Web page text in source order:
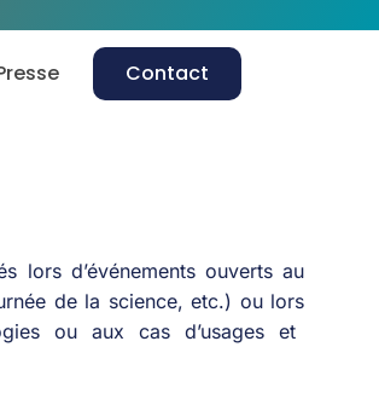
Contact
lors d’événements ouverts au
de la science, etc.) ou lors
ouaux cas d’usages
et